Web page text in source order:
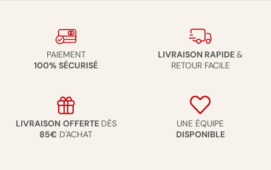
PAIEMENT
100% SÉCURISÉ
LIVRAISON RAPIDE&
RETOUR FACILE
LIVRAISON OFFERTE DÈS
85€ D'ACHAT
UNE ÉQUIPE
DISPONIBLE